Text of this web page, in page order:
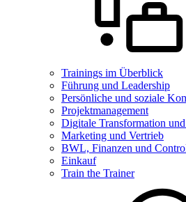
Trainings im Überblick
Führung und Leadership
Persönliche und soziale
Projektmanagement
Digitale Transformation
Marketing und Vertrieb
BWL, Finanzen und
Einkauf
Train the Trainer